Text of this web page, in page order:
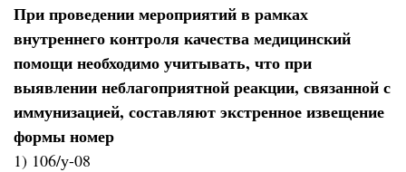
При проведении мероприятий в рамках
внутреннего контроля качества медицинский
помощи необходимо учитывать, что при
выявлении неблагоприятной реакции, связанной с
иммунизацией, составляют экстренное извещение
формы номер
1) 106/у-08